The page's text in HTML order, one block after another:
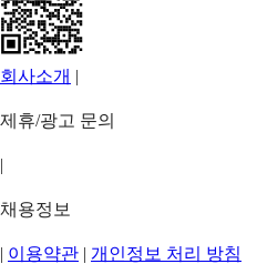
회사소개 |
제휴/광고 문의
|
채용정보
| 이용약관 | 개인정보 처리 방침